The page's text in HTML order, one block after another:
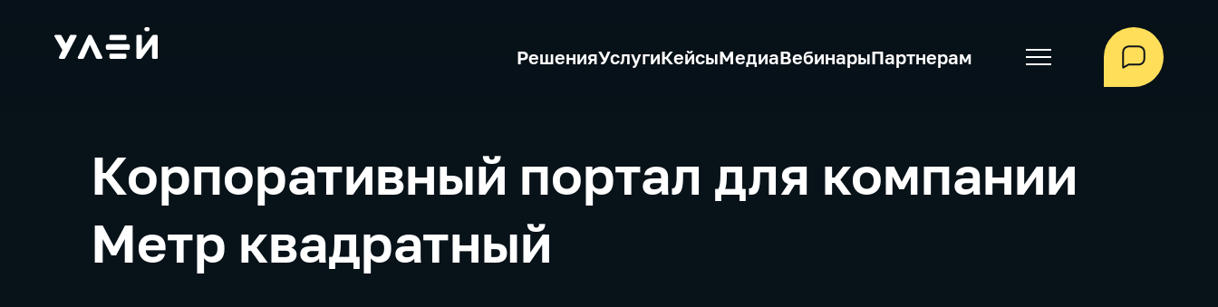
РешенияУслугиКейсыМедиаВебинарыПартнерам
Корпоративный портал для компании
Метр квадратный